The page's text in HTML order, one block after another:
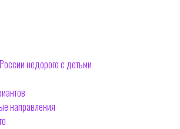
недорого с детьми
направления